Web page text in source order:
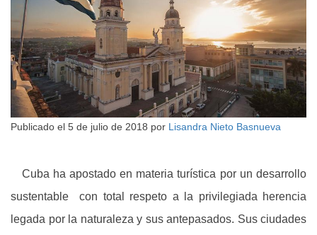
Publicado el 5 de julio de 2018 por Lisandra Nieto Basnueva
Cuba ha apostado en materia turística por un desarrollo
sustentable con total respeto a la privilegiada herencia
legada por la naturaleza y sus antepasados. Sus ciudades